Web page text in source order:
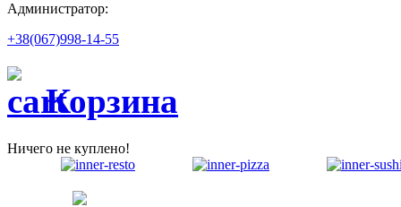
Администратор:
+38(067)998-14-55
Корзина
Ничего не куплено!